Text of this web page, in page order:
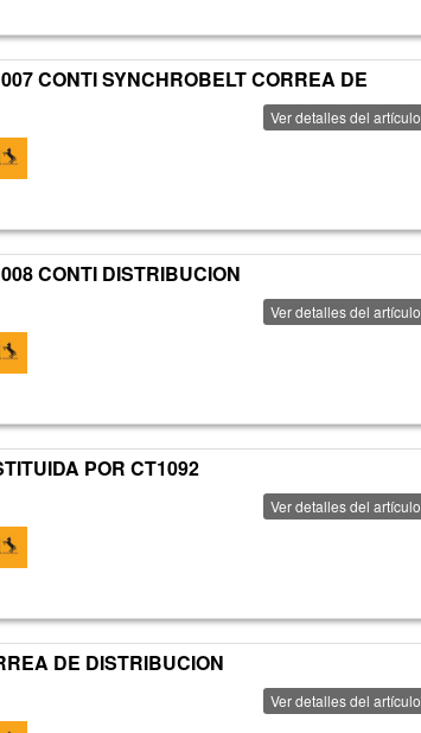
CONTI SYNCHROBELT CORREA DE
Ver detalles del artículo
CONTI DISTRIBUCION
Ver detalles del artículo
POR CT1092
Ver detalles del artículo
DE DISTRIBUCION
Ver detalles del artículo